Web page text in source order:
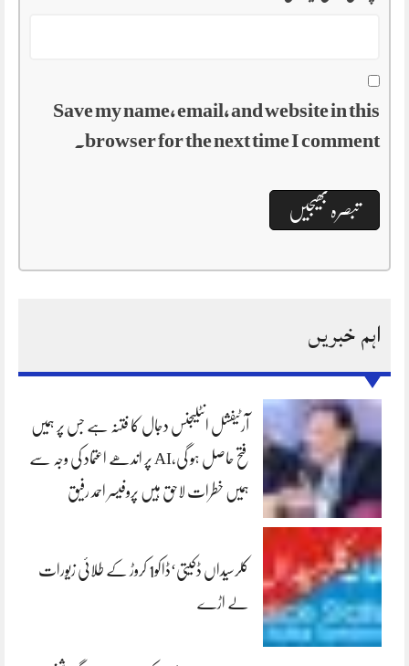
Save my name, email, and website in this
browser for the next time I comment.
اہم خبریں
آرٹیفشل انٹلیجنس دجال کا فتنہ ہے جس پر ہمیں
فتح حاصل ہو گی،AI پر اندھے اعتماد کی وجہ سے
ہمیں خطرات لاحق ہیں پروفیسر احمد رفیق
کلرسیداں ڈکیتی‘ڈاکو1 کروڑ کے طلائی زیورات
لے اڑے